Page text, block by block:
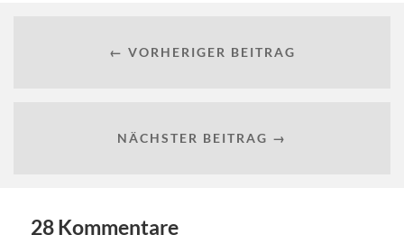
← VORHERIGER BEITRAG
NÄCHSTER BEITRAG →
28 Kommentare